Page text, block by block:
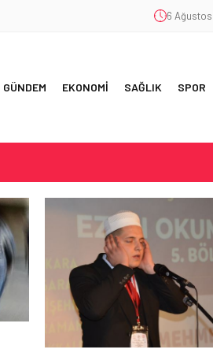
6
GÜNDEM EKONOMİ SAĞLIK SPOR